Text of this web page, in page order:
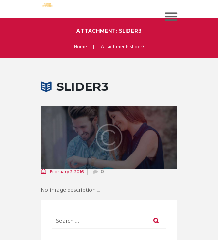
ATTACHMENT: SLIDER3
Home Attachment: slider3
SLIDER3
February 2, 2016 0
No image description ...